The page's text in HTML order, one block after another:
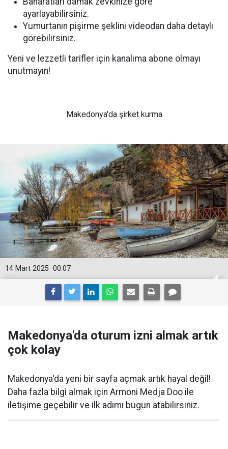
ayarlayabilirsiniz.
Yumurtanın pişirme şeklini videodan daha detaylı
görebilirsiniz.
Yeni ve lezzetli tarifler için kanalıma abone olmayı
unutmayın!
Makedonya'da şirket kurma
00:07
14 Mart 2025
Makedonya'da oturum izni almak artık
çok kolay
Makedonya'da yeni bir sayfa açmak artık hayal değil!
Daha fazla bilgi almak için Armoni Medja Doo ile
iletişime geçebilir ve ilk adımı bugün atabilirsiniz.